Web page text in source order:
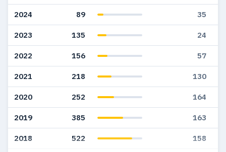
2024 89 35
2023 135 24
2022 156 57
2021 218 130
2020 252 164
2019 385 163
2018 522 158